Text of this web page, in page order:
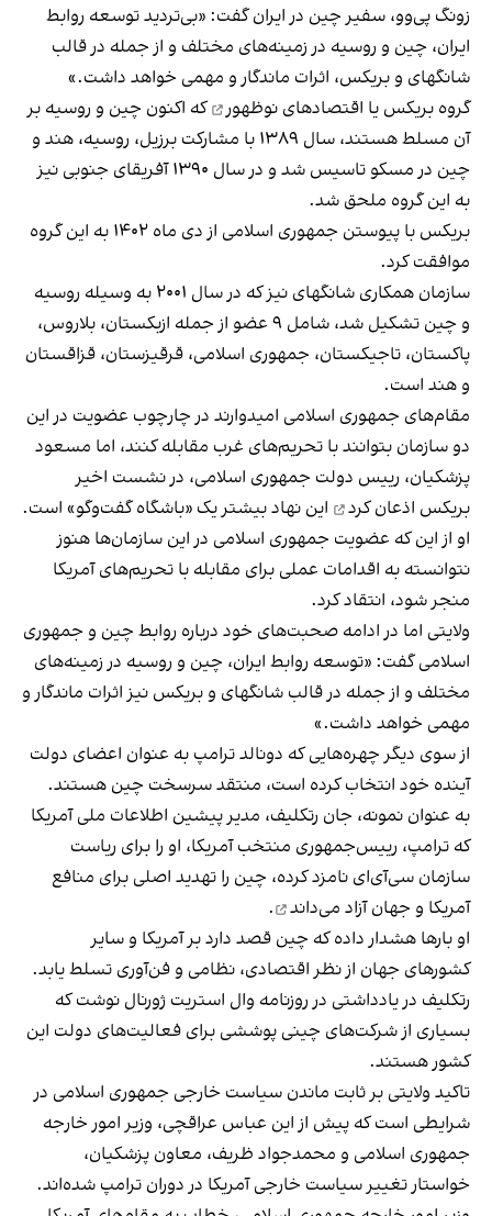
زونگ پی‌وو، سفیر چین در ایران گفت: «بی‌تردید توسعه روابط
ایران، چین و روسیه در زمینه‌های مختلف و از جمله در قالب
شانگهای و بریکس، اثرات ماندگار و مهمی خواهد داشت.»
گروه بریکس یا اقتصادهای نوظهور
که اکنون چین و روسیه بر
آن مسلط هستند، سال ۱۳۸۹ با مشارکت برزیل، روسیه، هند و
چین در مسکو تاسیس شد و در سال ۱۳۹۰ آفریقای جنوبی نیز
به این گروه ملحق شد.
بریکس با پیوستن جمهوری اسلامی از دی ماه ۱۴۰۲ به این گروه
موافقت کرد.
سازمان همکاری شانگهای نیز که در سال ۲۰۰۱ به وسیله روسیه
و چین تشکیل شد، شامل ۹ عضو از جمله ازبکستان، بلاروس،
پاکستان، تاجیکستان، جمهوری اسلامی، قرقیزستان، قزاقستان
و هند است.
مقام‌های جمهوری اسلامی امیدوارند در چارچوب عضویت در این
دو سازمان بتوانند با تحریم‌های غرب مقابله کنند، اما مسعود
پزشکیان، رییس دولت جمهوری اسلامی، در نشست اخیر
بریکس اذعان کرد
این نهاد بیشتر یک «باشگاه گفت‌وگو» است.
او از این که عضویت جمهوری اسلامی در این سازمان‌ها هنوز
نتوانسته به اقدامات عملی برای مقابله با تحریم‌های آمریکا
منجر شود، انتقاد کرد.
ولایتی اما در ادامه صحبت‌های خود درباره روابط چین و جمهوری
اسلامی گفت: «توسعه روابط ایران، چین و روسیه در زمینه‌های
مختلف و از جمله در قالب شانگهای و بریکس نیز اثرات ماندگار و
مهمی خواهد داشت.»
از سوی دیگر چهره‌هایی که دونالد ترامپ به عنوان اعضای دولت
آینده خود انتخاب کرده است، منتقد سرسخت چین هستند.
به عنوان نمونه، جان رتکلیف، مدیر پیشین اطلاعات ملی آمریکا
که ترامپ، رییس‌جمهوری منتخب آمریکا، او را برای ریاست
سازمان سی‌آی‌ای نامزد کرده، چین را تهدید اصلی برای منافع
آمریکا و جهان آزاد می‌داند
.
او بارها هشدار داده که چین قصد دارد بر آمریکا و سایر
کشورهای جهان از نظر اقتصادی، نظامی و فن‌آوری تسلط یابد.
رتکلیف در یادداشتی در روزنامه وال استریت ژورنال نوشت که
بسیاری از شرکت‌های چینی پوششی برای فعالیت‌های دولت این
کشور هستند.
تاکید ولایتی بر ثابت ماندن سیاست خارجی جمهوری اسلامی در
شرایطی است که پیش از این عباس عراقچی، وزیر امور خارجه
جمهوری اسلامی و محمدجواد ظریف، معاون پزشکیان،
خواستار تغییر سیاست خارجی آمریکا در دوران ترامپ شده‌اند.